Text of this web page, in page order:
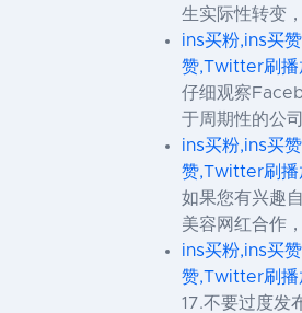
生实际性转变
ins买粉,ins买
赞,Twitter刷
仔细观察
于周期性的公
ins买粉,ins买
赞,Twitter刷
如果您有兴趣
美容网红合作
ins买粉,ins买
赞,Twitter刷
17.不要过度发